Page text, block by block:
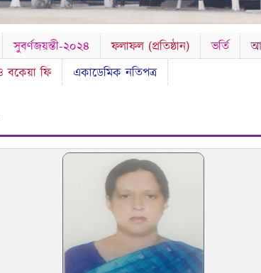
সুবর্ণজয়ন্তী-২০২৪ ফলাফল (প্রতিষ্ঠান) ভর্তি
বকেয়া ফি একাডেমিক নতিপত্র